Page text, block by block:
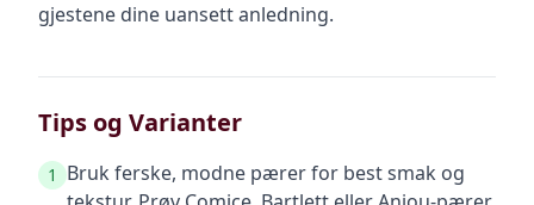
gjestene dine uansett anledning.
Tips og Varianter
1
Bruk ferske, modne pærer for best smak og